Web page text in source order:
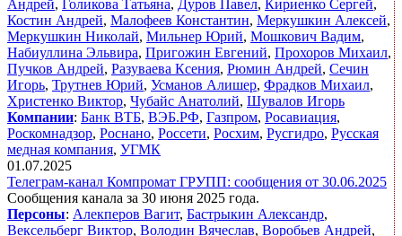
Андрей, Голикова Татьяна, Дуров Павел, Кириенко Сергей,
Костин Андрей, Малофеев Константин, Меркушкин Алексей,
Меркушкин Николай, Мильнер Юрий, Мошкович Вадим,
Набиуллина Эльвира, Пригожин Евгений, Прохоров Михаил,
Пучков Андрей, Разуваева Ксения, Рюмин Андрей, Сечин
Игорь, Трутнев Юрий, Усманов Алишер, Фрадков Михаил,
Христенко Виктор, Чубайс Анатолий, Шувалов Игорь
Компании: Банк ВТБ, ВЭБ.РФ, Газпром, Росавиация,
Роскомнадзор, Роснано, Россети, Росхим, Русгидро, Русская
медная компания, УГМК
01.07.2025
Телеграм-канал Компромат ГРУПП: сообщения от 30.06.2025
Сообщения канала за 30 июня 2025 года.
Персоны: Алекперов Вагит, Бастрыкин Александр,
Вексельберг Виктор, Володин Вячеслав, Воробьев Андрей,